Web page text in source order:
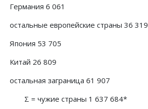
Германия 6 061
остальные европейские страны 36 319
Япония 53 705
Китай 26 809
остальная заграница 61 907
Σ = чужие страны 1 637 684*